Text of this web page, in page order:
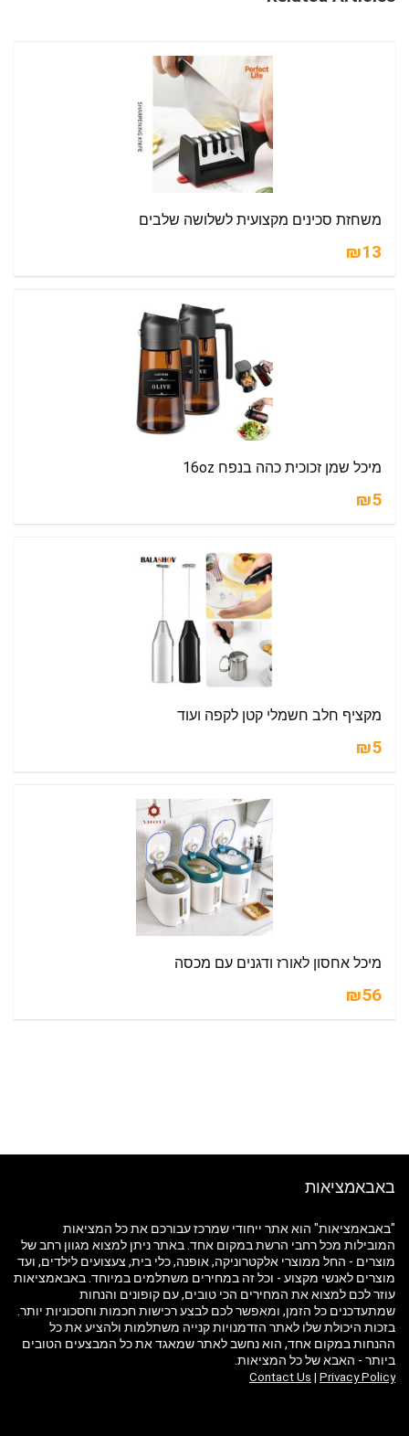
משחזת סכינים מקצועית לשלושה שלבים
₪13
מיכל שמן זכוכית כהה בנפח 16oz
₪5
מקציף חלב חשמלי קטן לקפה ועוד
₪5
מיכל אחסון לאורז ודגנים עם מכסה
₪56
באבאמציאות
"באבאמציאות" הוא אתר ייחודי שמרכז עבורכם את כל המציאות
המובילות מכל רחבי הרשת במקום אחד. באתר ניתן למצוא מגוון רחב של
מוצרים - החל ממוצרי אלקטרוניקה, אופנה, כלי בית, צעצועים לילדים, ועד
מוצרים לאנשי מקצוע - וכל זה במחירים משתלמים במיוחד. באבאמציאות
עוזר לכם למצוא את המחירים הכי טובים, עם קופונים והנחות
שמתעדכנים כל הזמן, ומאפשר לכם לבצע רכישות חכמות וחסכוניות יותר.
בזכות היכולת שלו לאתר הזדמנויות קנייה משתלמות ולהציע את כל
ההנחות במקום אחד, הוא נחשב לאתר שמאגד את כל המבצעים הטובים
ביותר - האבא של כל המציאות.
Contact Us | Privacy Policy